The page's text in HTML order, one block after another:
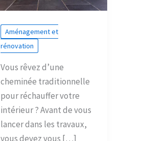
Aménagement et
rénovation
Vous rêvez d’une
cheminée traditionnelle
pour réchauffer votre
intérieur ? Avant de vous
lancer dans les travaux,
vous devez vous […]